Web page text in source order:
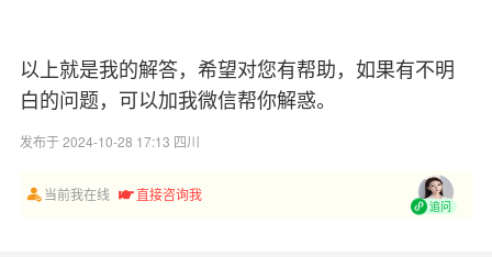
以上就是我的解答，希望对您有帮助，如果有不明
白的问题，可以加我微信帮你解惑。
发布于 2024-10-28 17:13 四川
当前我在线 直接咨询我
追问